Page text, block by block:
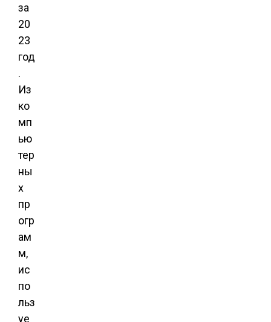
за
20
23
год
.
Из
ко
мп
ью
тер
ны
х
пр
огр
ам
м,
ис
по
льз
уе